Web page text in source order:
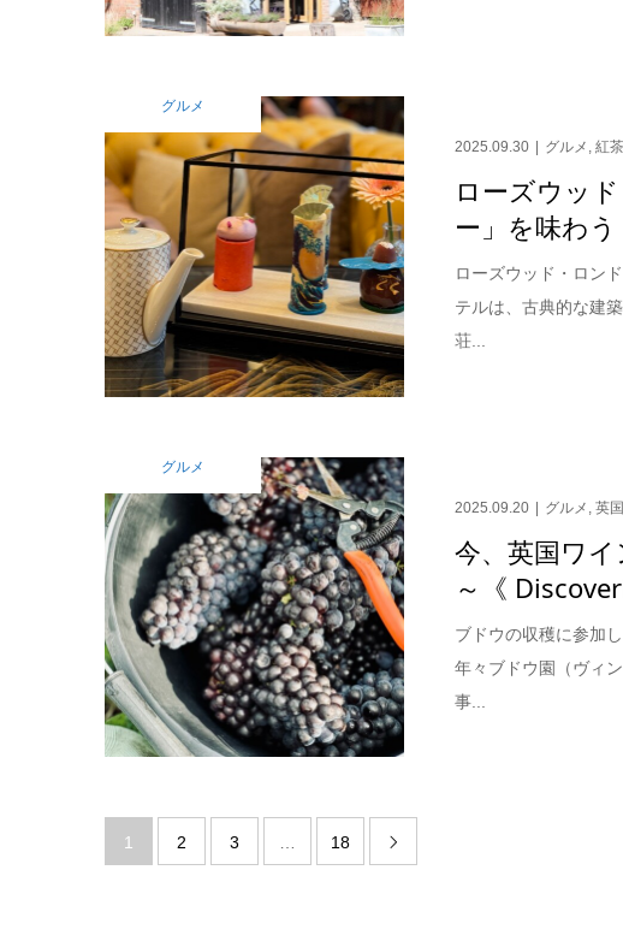
グルメ
2025.09.30 グルメ ,紅
ローズウッ
ー」を味わう
ローズウッド・ロン
テルは、古典的な建
荘...
グルメ
2025.09.20 グルメ ,英
今、英国ワ
～《
ブドウの収穫に参加
年々ブドウ園（ヴィ
事...
1 2 3 18 